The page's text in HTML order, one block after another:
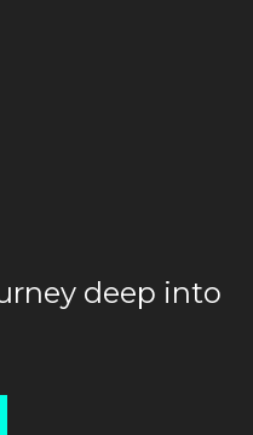
deep into